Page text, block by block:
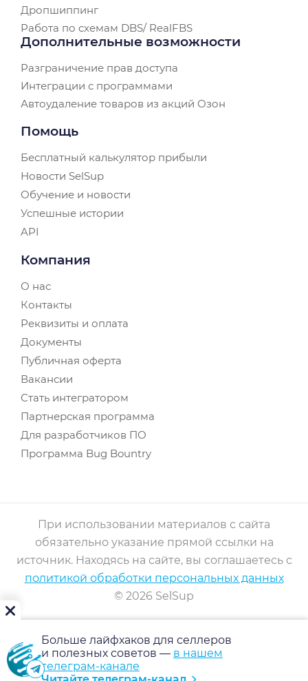
Дропшиппинг
Работа по схемам DBS/ RealFBS
Дополнительные возможности
Разграничение прав доступа
Интеграции с программами
Автоудаление товаров из акций Озон
Помощь
Бесплатный калькулятор прибыли
Новости SelSup
Обучение и новости
Успешные истории
API
Компания
О нас
Контакты
Реквизиты и оплата
Документы
Публичная оферта
Вакансии
Стать интегратором
Партнерская программа
Для разработчиков ПО
Программа Bug Bountry
При использовании материалов с сайта
обязательно указание прямой ссылки на
источник. Находясь на сайте, вы соглашаетесь с
политикой обработки персональных данных
© 2026 SelSup
Больше лайфхаков для селлеров
и полезных советов — в нашем
телеграм-канале